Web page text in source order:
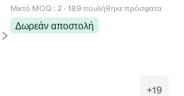
σε Βραχιόλια
Μικτό MOQ : 2· 189 πουλήθηκε πρόσφατα
Δωρεάν αποστολή
+19